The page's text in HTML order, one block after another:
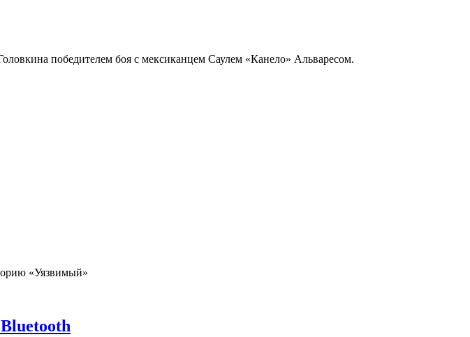
победителем боя с мексиканцем Саулем «Канело» Альваресом.
«Уязвимый»